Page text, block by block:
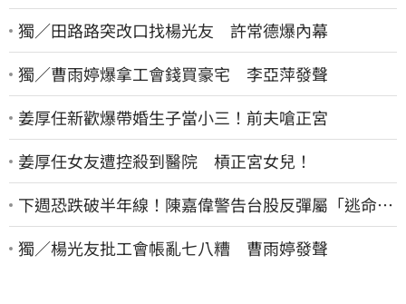
獨／田路路突改口找楊光友 許常德爆內幕
獨／曹雨婷爆拿工會錢買豪宅 李亞萍發聲
姜厚任新歡爆帶婚生子當小三！前夫嗆正宮
姜厚任女友遭控殺到醫院 槓正宮女兒！
下週恐跌破半年線！陳嘉偉警告台股反彈屬「逃命
波」：空頭大屠殺剛開始
獨／楊光友批工會帳亂七八糟 曹雨婷發聲